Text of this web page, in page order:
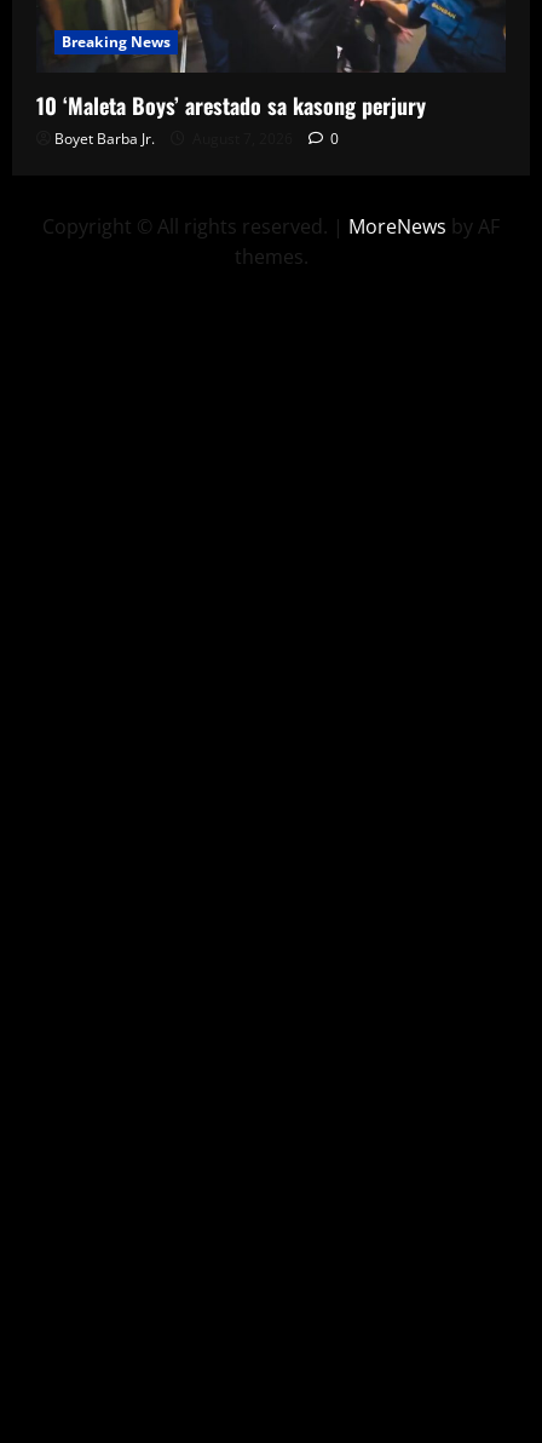
Breaking News
10 ‘Maleta Boys’ arestado sa kasong perjury
Boyet Barba Jr. 0
Copyright © All rights reserved. | MoreNews by AF
themes.